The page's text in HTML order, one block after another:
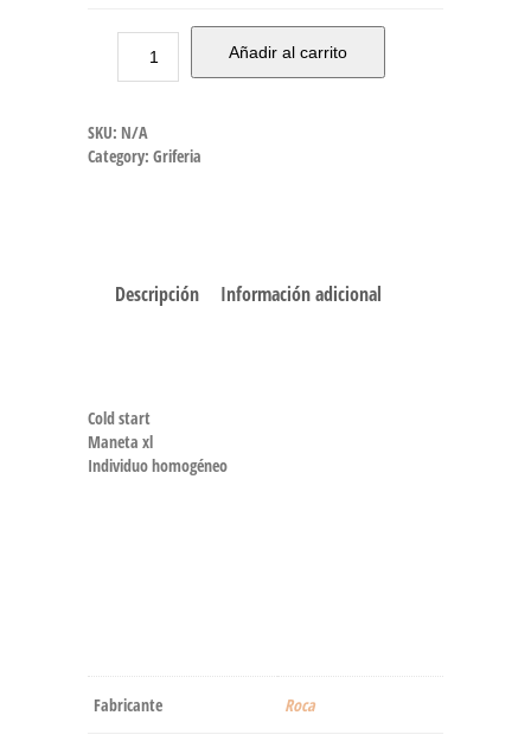
Añadir al carrito
SKU: N/A
Category: Griferia
Descripción Información adicional
Cold start
Maneta xl
Individuo homogéneo
Fabricante ‎Roca